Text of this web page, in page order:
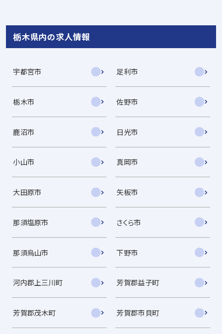
栃木県内の求人情報
宇都宮市 足利市
栃木市 佐野市
鹿沼市 日光市
小山市 真岡市
大田原市 矢板市
那須塩原市 さくら市
那須烏山市 下野市
河内郡上三川町 芳賀郡益子町
芳賀郡茂木町 芳賀郡市貝町